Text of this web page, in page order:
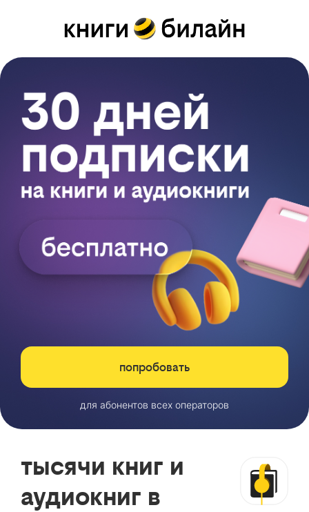
попробовать
для абонентов всех операторов
тысячи книг и
аудиокниг в